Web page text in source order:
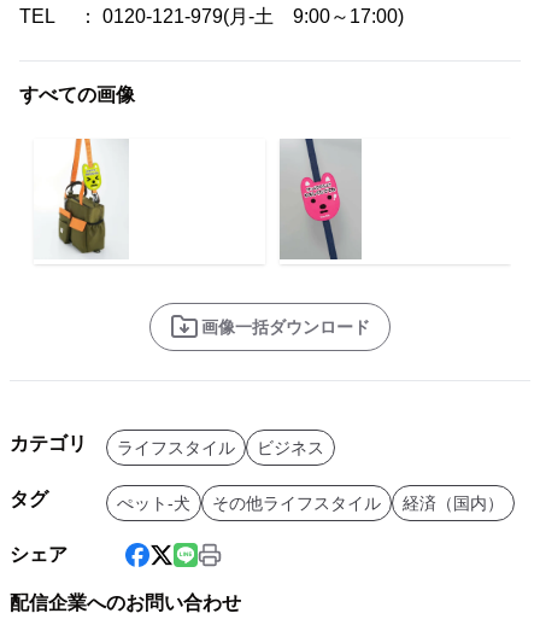
TEL ： 0120-121-979(月-土 9:00～17:00)
すべての画像
画像一括ダウンロード
カテゴリ ライフスタイル ビジネス
タグ ぺット-犬 その他ライフスタイル 経済（国内）
シェア
配信企業へのお問い合わせ